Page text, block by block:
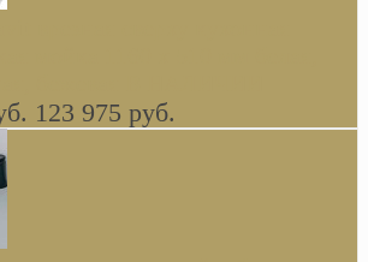
мойка 1160 x 510 мм белая,
бежевая В НАЛИЧИИ
123 975 руб.